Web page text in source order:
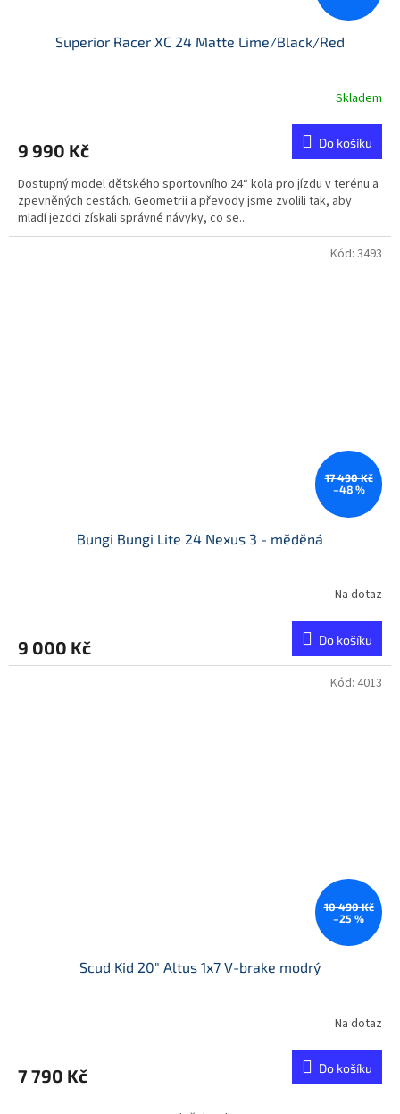
Superior Racer XC 24 Matte Lime/Black/Red
Skladem
9 990 Kč Do košíku
Dostupný model dětského sportovního 24“ kola pro jízdu v terénu a
zpevněných cestách. Geometrii a převody jsme zvolili tak, aby
mladí jezdci získali správné návyky, co se...
17 490 Kč
–48 %
Bungi Bungi Lite 24 Nexus 3 - měděná
Na dotaz
9 000 Kč Do košíku
Kód: 3493
10 490 Kč
–25 %
Scud Kid 20" Altus 1x7 V-brake modrý
Na dotaz
7 790 Kč Do košíku
Kód: 4013